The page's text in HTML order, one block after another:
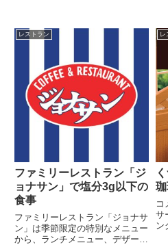
レストラン
ファミリーレストラン「ジ
ョナサン」で塩分3g以下の
食事
ファミリーレストラン「ジョナサ
ン」は季節限定の特別なメニュー
から、ランチメニュー、デザート
レ
コ
サ
ン